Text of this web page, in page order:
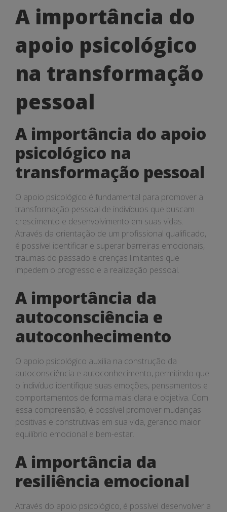
A
importância
do
apoio
psicológico
na
transformação
pessoal
A importância do
apoio psicológico
na transformação
pessoal
A importância do apoio
psicológico na
transformação pessoal
O apoio psicológico é fundamental para promover a
transformação pessoal de indivíduos que buscam
crescimento e desenvolvimento em suas vidas.
Através da orientação de um profissional qualificado,
é possível identificar e superar barreiras emocionais,
traumas do passado e crenças limitantes que
impedem o progresso e a realização pessoal.
A importância da
autoconsciência e
autoconhecimento
O apoio psicológico auxilia na construção da
autoconsciência e autoconhecimento, permitindo que
o indivíduo identifique suas emoções, pensamentos e
comportamentos de forma mais clara e objetiva. Com
essa compreensão, é possível promover mudanças
positivas e construtivas em sua vida, gerando maior
equilíbrio emocional e bem-estar.
A importância da
resiliência emocional
Através do apoio psicológico, é possível desenvolver a